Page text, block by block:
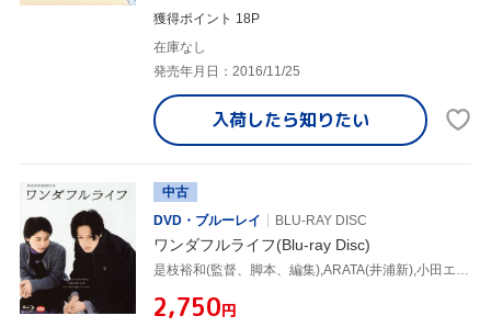
獲得ポイント 18P
在庫なし
発売年月日：2016/11/25
入荷したら知りたい
中古
DVD・ブルーレイ
BLU-RAY DISC
ワンダフルライフ(Blu-ray Disc)
¥2,750円